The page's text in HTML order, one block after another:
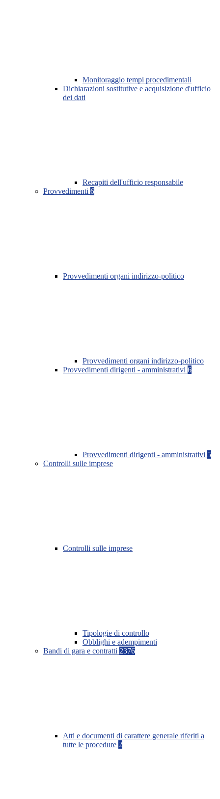
Monitoraggio tempi procedimentali
Dichiarazioni sostitutive e acquisizione d'ufficio
dei dati
Recapiti dell'ufficio responsabile
Provvedimenti 6
Provvedimenti organi indirizzo-politico
Provvedimenti organi indirizzo-politico
Provvedimenti dirigenti - amministrativi 6
Provvedimenti dirigenti - amministrativi 5
Controlli sulle imprese
Controlli sulle imprese
Tipologie di controllo
Obblighi e adempimenti
Bandi di gara e contratti 2376
Atti e documenti di carattere generale riferiti a
tutte le procedure 2